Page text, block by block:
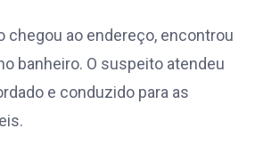
chegou ao endereço, encontrou
banheiro. O suspeito atendeu
e conduzido para as